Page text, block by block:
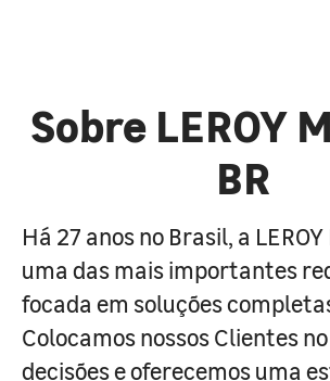
Sobre LEROY
BR
Há 27 anos no Brasil, a
uma das mais importantes
focada em soluções
Colocamos nossos Clientes
decisões e oferecemos uma